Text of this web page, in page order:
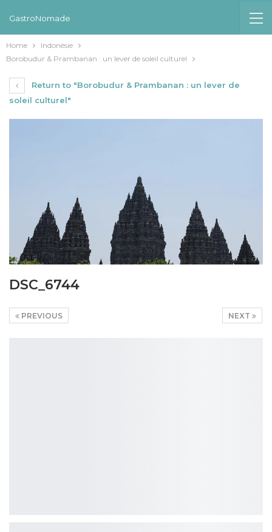
GastroNomade
Home
Indonésie
Borobudur & Prambanan : un lever de soleil culturel
Return to "Borobudur & Prambanan : un lever de
soleil culturel"
DSC_6744
NEXT
PREVIOUS